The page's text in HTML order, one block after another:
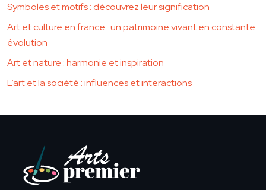
Symboles et motifs : découvrez leur signification
Art et culture en france : un patrimoine vivant en constante
évolution
Art et nature : harmonie et inspiration
L’art et la société : influences et interactions